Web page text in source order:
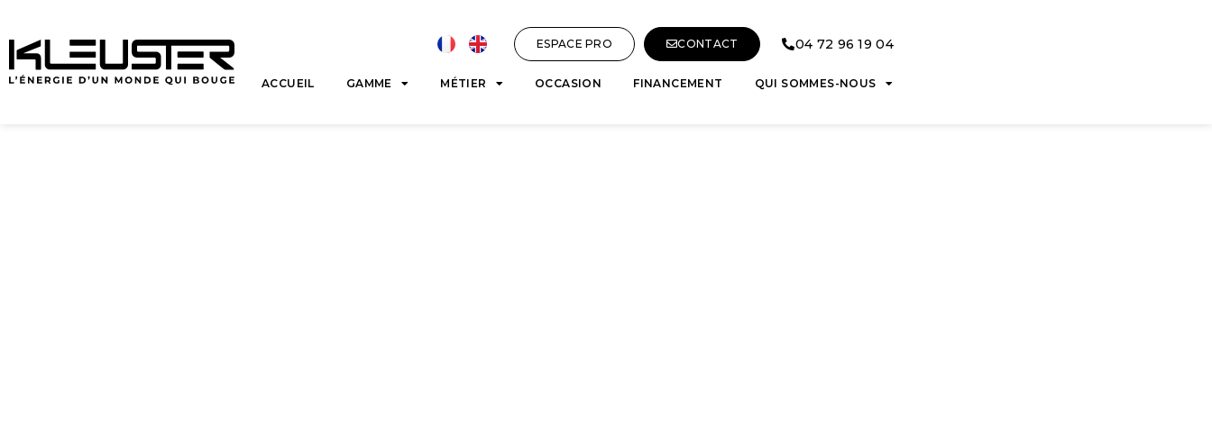
ESPACE PRO CONTACT 04 72 96 19 04
ACCUEIL GAMME MÉTIER OCCASION FINANCEMENT QUI SOMMES-NOUS